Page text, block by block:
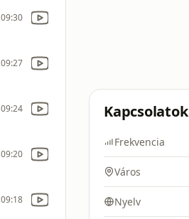
09:30
09:27
09:24
09:20
09:18
Kapcsolatok
Frekvencia
Város
Nyelv